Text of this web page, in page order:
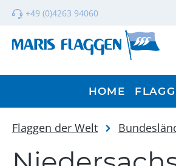
Hauptinhalt springen
Zur Suche springen
Zur Hauptnavigation springen
+49 (0)4263 94060
HOME
Flaggen der Welt